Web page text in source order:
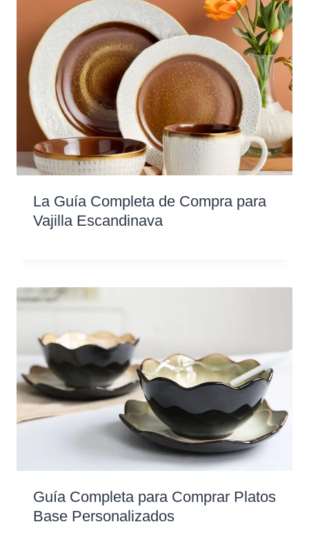
La Guía Completa de Compra para
Vajilla Escandinava
Guía Completa para Comprar Platos
Base Personalizados